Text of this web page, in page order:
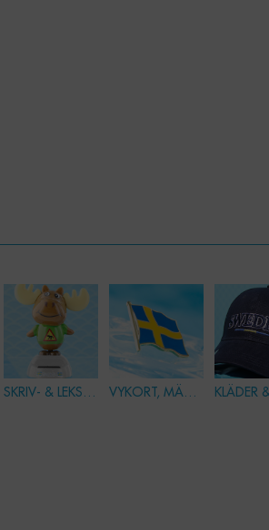
SKRIV- & LEKSAKER VYKORT, MÄRKEN & PINS